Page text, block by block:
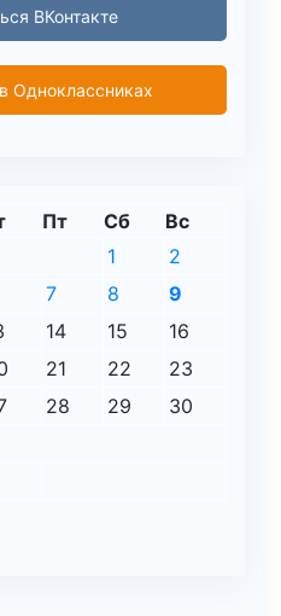
ВКонтакте
Одноклассниках
Пт Сб Вс
1
2
7 8
9
14 15
16
21 22
23
28 29
30